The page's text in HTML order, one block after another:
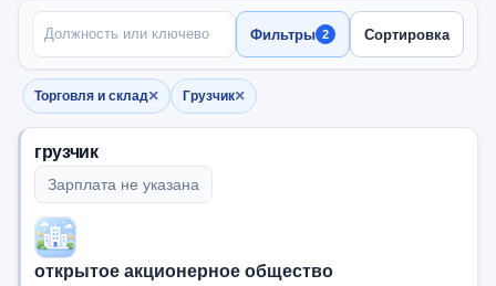
ПОИСК ПО НАЗВАНИЮ
Фильтры 2 Сортировка
Торговля и склад×
Убрать фильтр
Грузчик×
Убрать фильтр
грузчик
Зарплата не указана
открытое акционерное общество